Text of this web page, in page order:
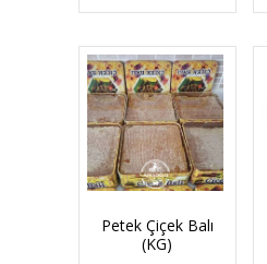
Petek Çiçek Balı
(KG)